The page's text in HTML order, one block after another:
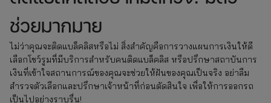
ช่วยมากมาย
ไม่ว่าคุณจะติดแบล็คลิสหรือไม่ สิ่งสำคัญคือการวางแผนการเงินให้ดี
เลือกโชว์รูมที่มีบริการสำหรับคนติดแบล็คลิส หรือปรึกษาสถาบันการ
เงินที่เข้าใจสถานการณ์ของคุณจะช่วยให้ฝันของคุณเป็นจริง อย่าลืม
สำรวจตัวเลือกและปรึกษาเจ้าหน้าที่ก่อนตัดสินใจ เพื่อให้การออกรถ
เป็นไปอย่างราบรื่น!